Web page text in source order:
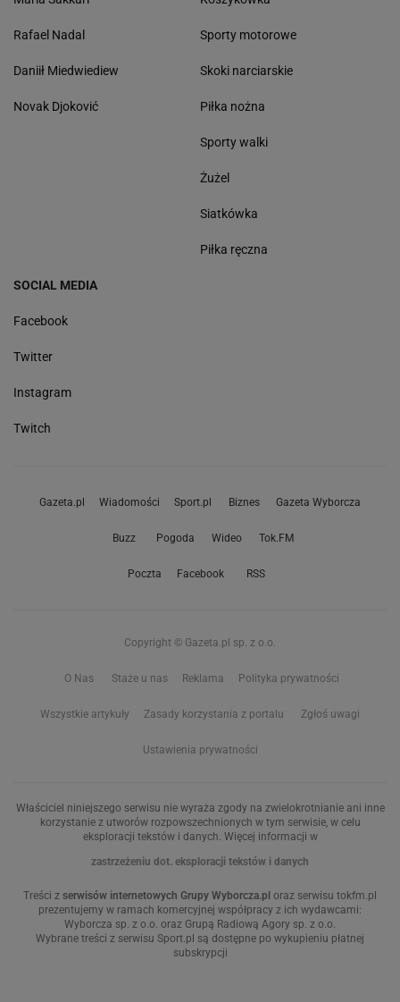
Rafael Nadal
Daniił Miedwiediew
Novak Djoković
Sporty motorowe
Skoki narciarskie
Piłka nożna
Sporty walki
Żużel
Siatkówka
Piłka ręczna
SOCIAL MEDIA
Facebook
Twitter
Instagram
Twitch
Gazeta.pl Wiadomości Sport.pl Biznes Gazeta Wyborcza
Buzz Pogoda Wideo Tok.FM
Poczta Facebook RSS
Copyright © Gazeta.pl sp. z o.o.
O Nas Staże u nas Reklama Polityka prywatności
Wszystkie artykuły Zasady korzystania z portalu Zgłoś uwagi
Ustawienia prywatności
Właściciel niniejszego serwisu nie wyraża zgody na zwielokrotnianie ani inne
korzystanie z utworów rozpowszechnionych w tym serwisie, w celu
eksploracji tekstów i danych. Więcej informacji w
zastrzeżeniu dot. eksploracji tekstów i danych
Treści z serwisów internetowych Grupy Wyborcza.pl oraz serwisu tokfm.pl
prezentujemy w ramach komercyjnej współpracy z ich wydawcami:
Wyborcza sp. z o.o. oraz Grupą Radiową Agory sp. z o.o.
Wybrane treści z serwisu Sport.pl są dostępne po wykupieniu płatnej
subskrypcji